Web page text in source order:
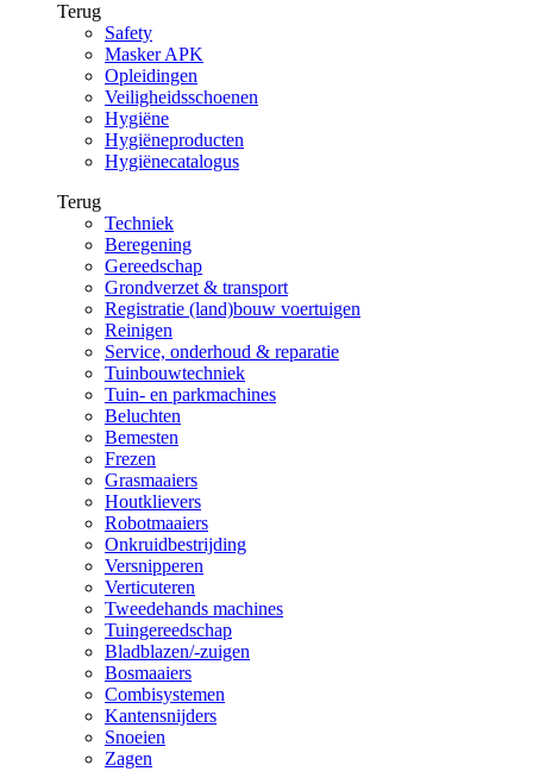
Terug
Safety
Masker APK
Opleidingen
Veiligheidsschoenen
Hygiëne
Hygiëneproducten
Hygiënecatalogus
Terug
Techniek
Beregening
Gereedschap
Grondverzet & transport
Registratie (land)bouw voertuigen
Reinigen
Service, onderhoud & reparatie
Tuinbouwtechniek
Tuin- en parkmachines
Beluchten
Bemesten
Frezen
Grasmaaiers
Houtklievers
Robotmaaiers
Onkruidbestrijding
Versnipperen
Verticuteren
Tweedehands machines
Tuingereedschap
Bladblazen/-zuigen
Bosmaaiers
Combisystemen
Kantensnijders
Snoeien
Zagen